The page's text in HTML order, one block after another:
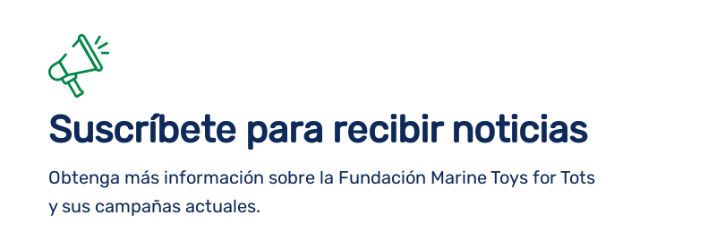
Suscríbete para recibir noticias
Obtenga más información sobre la Fundación Marine Toys for Tots
y sus campañas actuales.